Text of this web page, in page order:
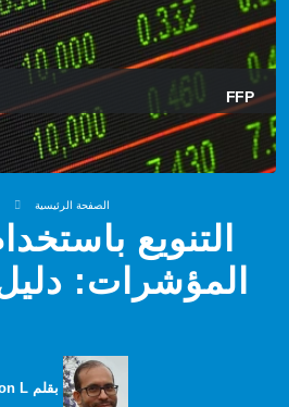
FFP
الصفحة الرئيسية
التنويع
المؤشرات:
بقلم Gelson L.